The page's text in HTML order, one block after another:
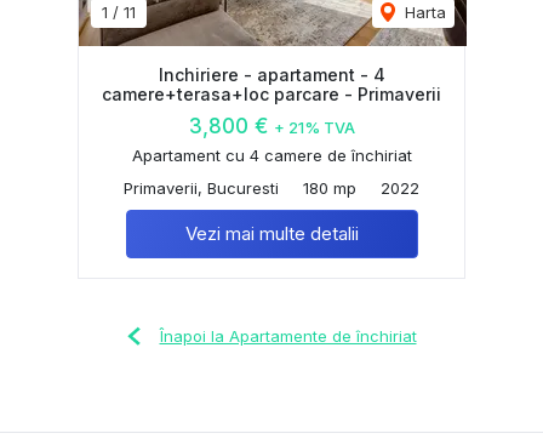
1 / 11 Harta
Inchiriere - apartament - 4
camere+terasa+loc parcare - Primaverii
3,800 € + 21% TVA
Apartament cu 4 camere de închiriat
Primaverii, Bucuresti
180 mp 2022
Vezi mai multe detalii
Înapoi la Apartamente de închiriat